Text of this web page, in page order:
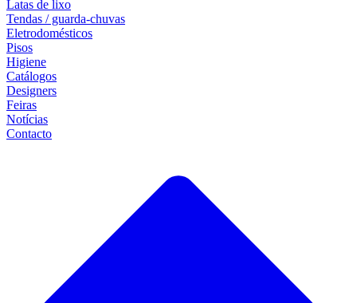
Latas de lixo
Tendas / guarda-chuvas
Eletrodomésticos
Pisos
Higiene
Catálogos
Designers
Feiras
Notícias
Contacto